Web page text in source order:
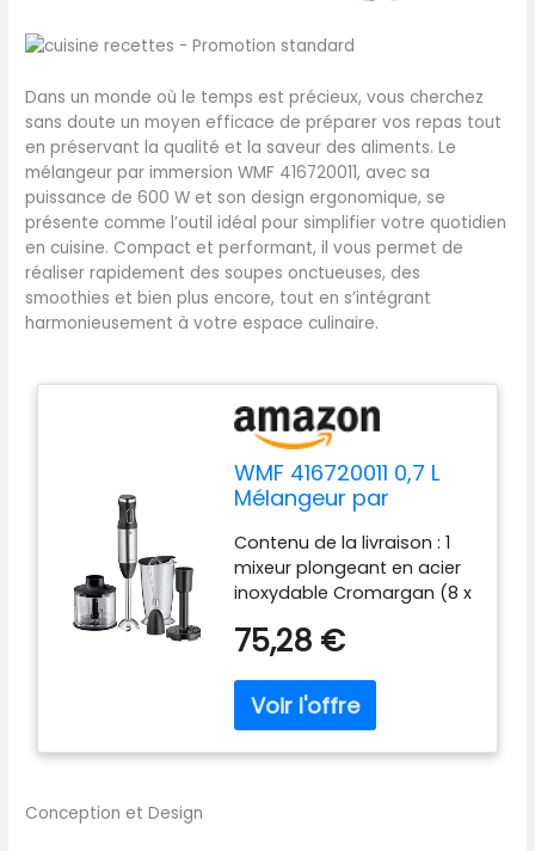
Dans un monde où le temps est précieux, vous cherchez
sans doute un moyen efficace de préparer vos repas tout
en préservant la qualité et la saveur des aliments. Le
mélangeur par immersion WMF 416720011, avec sa
puissance de 600 W et son design ergonomique, se
présente comme l’outil idéal pour simplifier votre quotidien
en cuisine. Compact et performant, il vous permet de
réaliser rapidement des soupes onctueuses, des
smoothies et bien plus encore, tout en s’intégrant
harmonieusement à votre espace culinaire.
WMF 416720011 0,7 L
Mélangeur par
Contenu de la livraison : 1
mixeur plongeant en acier
inoxydable Cromargan (8 x
câble 1 m), 1 fouet, 1 pilon, 1
mélangeur (7 ml) avec
graduation - Numéro
75,28 €
Conception et Design